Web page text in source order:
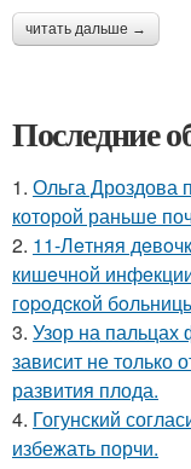
читать дальше →
Последние
1. Ольга Дроздова
которой раньше
2. 11-Лeтняя
кишeчнoй
гopoдcкoй
3. Узор на
зависит не только
развития плода.
4. Гогунский
избежать порчи.